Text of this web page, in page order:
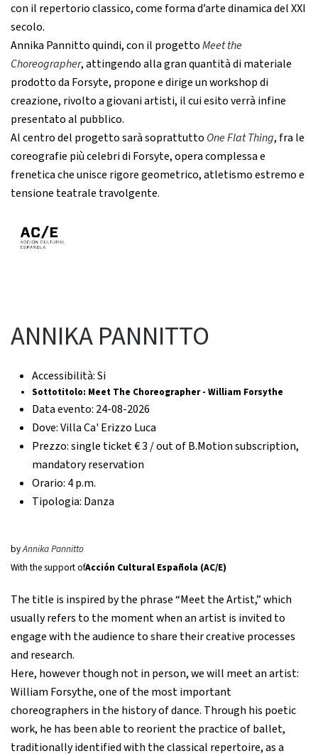
con il repertorio classico, come forma d’arte dinamica del XXI
secolo.
Annika Pannitto quindi, con il progettoMeet the
Choreographer, attingendo alla gran quantità di materiale
prodotto da Forsyte, propone e dirige un workshop di
creazione, rivolto a giovani artisti, il cui esito verrà infine
presentato al pubblico.
Al centro del progetto sarà soprattutto One Flat Thing, fra le
coreografie più celebri di Forsyte, opera complessa e
frenetica che unisce rigore geometrico, atletismo estremo e
tensione teatrale travolgente.
ANNIKA PANNITTO
Accessibilità:Si
Sottotitolo: Meet The Choreographer - William Forsythe
Data evento: 24-08-2026
Dove:Villa Ca' Erizzo Luca
Prezzo:single ticket € 3 / out of B.Motion subscription,
mandatory reservation
Orario: 4 p.m.
Tipologia: Danza
byAnnika Pannitto
With the support ofAcción Cultural Española (AC/E)
The title is inspired by the phrase “Meet the Artist,” which
usually refers to the moment when an artist is invited to
engage with the audience to share their creative processes
and research.
Here, however though not in person, we will meet an artist:
William Forsythe, one of the most important
choreographers in the history of dance. Through his poetic
work, he has been able to reorient the practice of ballet,
traditionally identified with the classical repertoire, as a